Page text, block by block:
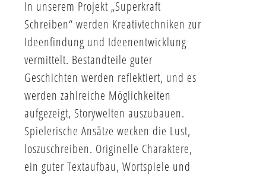
In unserem Projekt „Superkraft
Schreiben“ werden Kreativtechniken zur
Ideenfindung und Ideenentwicklung
vermittelt. Bestandteile guter
Geschichten werden reflektiert, und es
werden zahlreiche Möglichkeiten
aufgezeigt, Storywelten auszubauen.
Spielerische Ansätze wecken die Lust,
loszuschreiben. Originelle Charaktere,
ein guter Textaufbau, Wortspiele und